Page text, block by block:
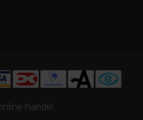
handel